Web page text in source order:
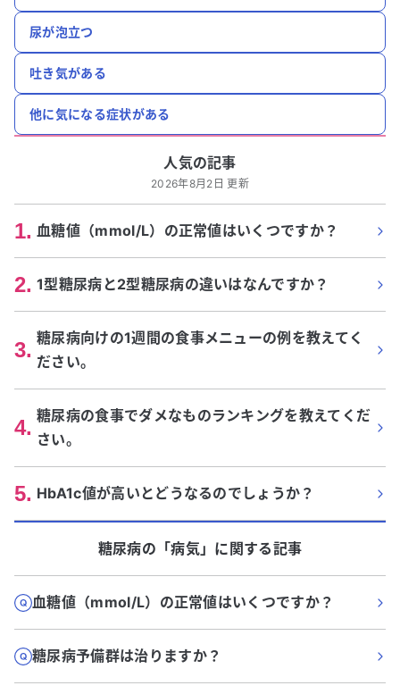
尿が泡立つ
吐き気がある
他に気になる症状がある
人気の記事
2026年8月2日 更新
1. 血糖値（mmol/L）の正常値はいくつですか？
2. 1型糖尿病と2型糖尿病の違いはなんですか？
3. 糖尿病向けの1週間の食事メニューの例を教えてく
ださい。
4. 糖尿病の食事でダメなものランキングを教えてくだ
さい。
5. HbA1c値が高いとどうなるのでしょうか？
糖尿病の「病気」に関する記事
血糖値（mmol/L）の正常値はいくつですか？
糖尿病予備群は治りますか？